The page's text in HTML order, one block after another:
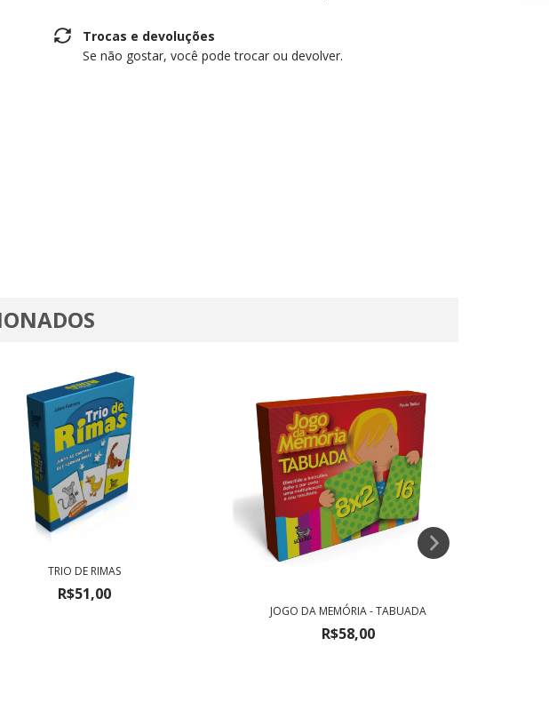
Trocas e devoluções
Se não gostar, você pode trocar ou devolver.
TRIO DE RIMAS
R$51,00
JOGO DA MEMÓRIA - TABUADA
R$58,00